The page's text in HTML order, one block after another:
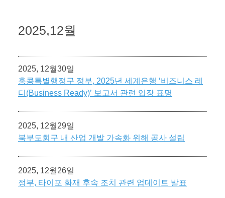
2025,12월
2025, 12월30일
홍콩특별행정구 정부, 2025년 세계은행 ‘비즈니스 레
디(Business Ready)’ 보고서 관련 입장 표명
2025, 12월29일
북부도회구 내 산업 개발 가속화 위해 공사 설립
2025, 12월26일
정부, 타이포 화재 후속 조치 관련 업데이트 발표